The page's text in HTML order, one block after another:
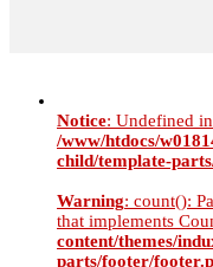
Notice: Undefined
/www/htdocs/
child/template-
Warning: count():
that implements
content/themes/
parts/footer/